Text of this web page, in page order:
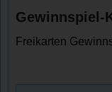
Gewinnspiel-
Freikarten